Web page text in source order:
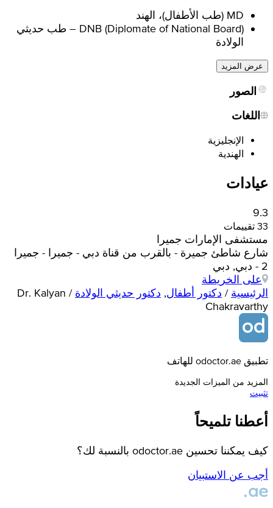
MD (طب الأطفال)، الهند
DNB (Diplomate of National Board) – طب حديثي
الولادة
عرض المزيد
الصور
اللغات
الإنجليزية
الهندية
عيادات
9.3
33 تقييمات
مستشفى الإمارات جميرا
شارع شاطئ جميرة - بالقرب من قناة دبي - جميرا - جميرا
2 - دبي, دبي
على الخريطة
الرئيسية / دكتور أطفال, دكتور حديثي الولادة /
Dr. Kalyan
Chakravarthy
تطبيق odoctor.ae للهاتف
المزيد من الميزات الجديدة
تثبيت
أعطنا تلميحاً
كيف يمكننا تحسين odoctor.ae بالنسبة لك؟
أجب عن الاستبيان